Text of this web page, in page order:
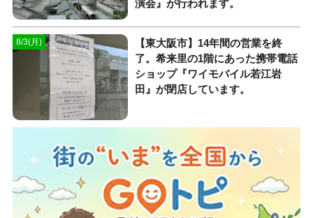
演会』が行われます。
8/3(月)
【東大阪市】14年間の営業を終
了。希来里の1階にあった携帯電話
ショップ『ワイモバイル若江岩
田』が閉店しています。